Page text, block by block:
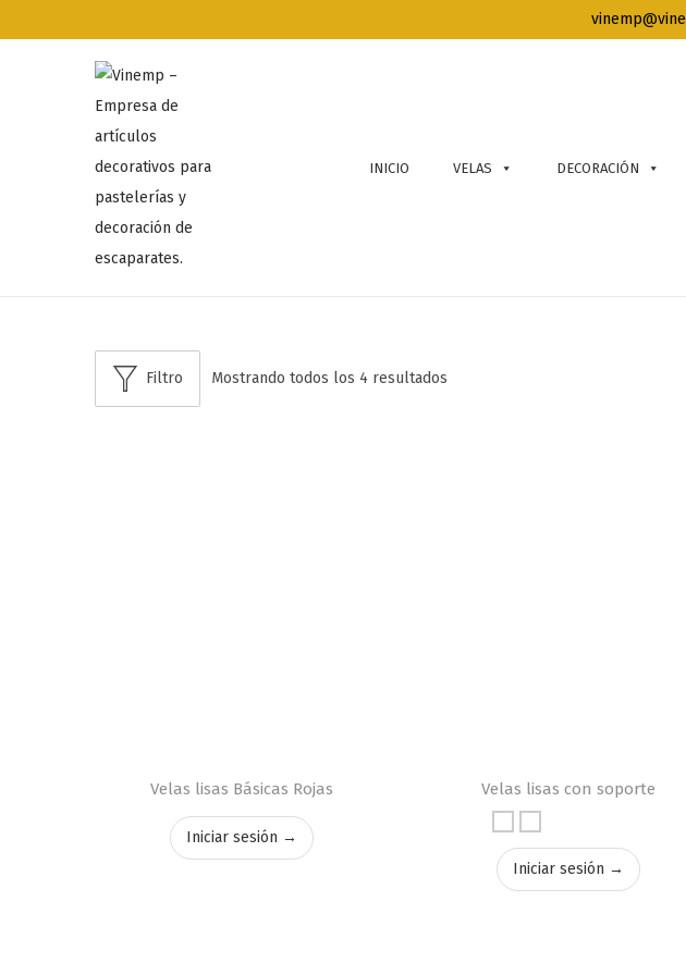
INICIO VELAS DECORACIÓN
Filtro Mostrando todos los 4 resultados
Velas lisas Básicas Rojas
Iniciar sesión →
Velas lisas con soporte
Iniciar sesión →